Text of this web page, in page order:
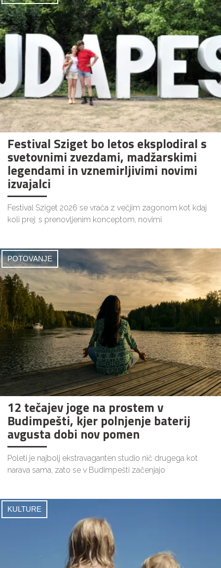
Festival Sziget bo letos eksplodiral s
svetovnimi zvezdami, madžarskimi
legendami in vznemirljivimi novimi
izvajalci
Festival Sziget 2026 se vrača z večjim zagonom kot kdaj
koli prej: s prenovljenim konceptom, novimi
POTOVANJE
12 tečajev joge na prostem v
Budimpešti, kjer polnjenje baterij
avgusta dobi nov pomen
Poleti je najbolj ekstravaganten studio nič drugega kot
narava sama, zato se v Budimpešti začenjajo
KULTURE